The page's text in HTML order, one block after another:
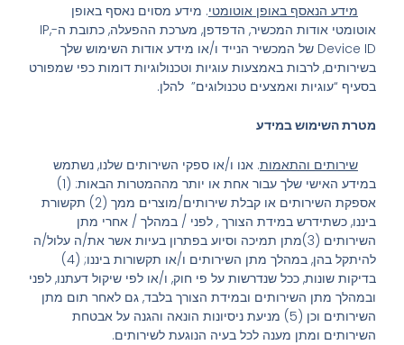
מידע הנאסף באופן אוטומטי. מידע מסוים נאסף באופן
אוטומטי אודות המכשיר, הדפדפן, מערכת ההפעלה, כתובת ה-IP,
Device ID של המכשיר הנייד ו/או מידע אודות השימוש שלך
בשירותים, לרבות באמצעות עוגיות וטכנולוגיות דומות כפי שמפורט
בסעיף “עוגיות ואמצעים טכנולוגים” להלן.
מטרת השימוש במידע
שירותים והתאמות. אנו ו/או ספקי השירותים שלנו, נשתמש
במידע האישי שלך עבור אחת או יותר מההמטרות הבאות: (1)
אספקת השירותים או קבלת שירותים/מוצרים ממך (2) תקשורת
ביננו, כשתידרש במידת הצורך , לפני / במהלך / אחרי מתן
השירותים (3)מתן תמיכה וסיוע בפתרון בעיות אשר את/ה עלול/ה
להיתקל בהן, במהלך מתן השירותים ו/או תקשורות ביננו; (4)
בדיקות שונות, ככל שנדרשות על פי חוק, ו/או לפי שיקול דעתנו, לפני
ובמהלך מתן השירותים ובמידת הצורך בלבד, גם לאחר תום מתן
השירותים וכן (5) מניעת ניסיונות הונאה והגנה על אבטחת
השירותים ומתן מענה לכל בעיה הנוגעת לשירותים.